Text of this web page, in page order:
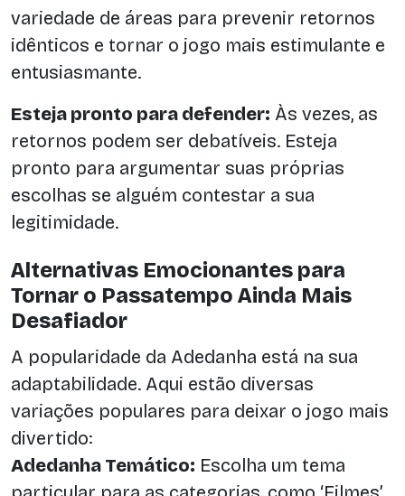
variedade de áreas para prevenir retornos
idênticos e tornar o jogo mais estimulante e
entusiasmante.
Esteja pronto para defender: Às vezes, as
retornos podem ser debatíveis. Esteja
pronto para argumentar suas próprias
escolhas se alguém contestar a sua
legitimidade.
Alternativas Emocionantes para
Tornar o Passatempo Ainda Mais
Desafiador
A popularidade da Adedanha está na sua
adaptabilidade. Aqui estão diversas
variações populares para deixar o jogo mais
divertido:
Adedanha Temático: Escolha um tema